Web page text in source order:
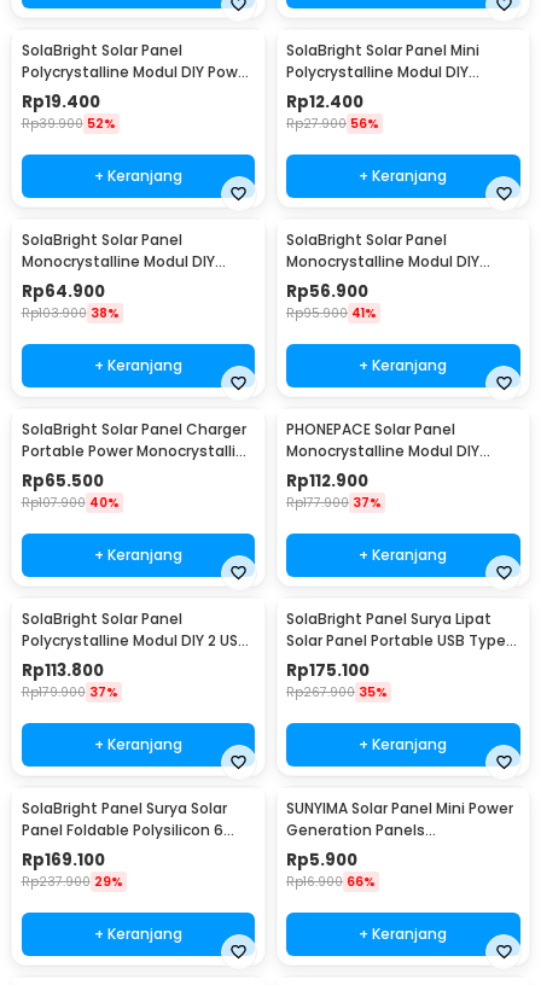
SolaBright Solar Panel
Polycrystalline Modul DIY Power
Bank 12V 2W - SN2
Rp19.400
Rp39.900 52%
+ Keranjang
SolaBright Solar Panel Mini
Polycrystalline Modul DIY
Powerbank 9V 2W - SN9
Rp12.400
Rp27.900 56%
+ Keranjang
SolaBright Solar Panel
Monocrystalline Modul DIY
Power Bank 5V 3W - S0503
Rp64.900
Rp103.900 38%
+ Keranjang
SolaBright Solar Panel
Monocrystalline Modul DIY
Power Bank USB 35W - PP065
Rp56.900
Rp95.900 41%
+ Keranjang
SolaBright Solar Panel Charger
Portable Power Monocrystalline
3W - AP1
Rp65.500
Rp107.900 40%
+ Keranjang
PHONEPACE Solar Panel
Monocrystalline Modul DIY
Power Bank 6W 18V - PP066
Rp112.900
Rp177.900 37%
+ Keranjang
SolaBright Solar Panel
Polycrystalline Modul DIY 2 USB
Port 18V 10W - SL18V
Rp113.800
Rp179.900 37%
+ Keranjang
SolaBright Panel Surya Lipat
Solar Panel Portable USB Type
C 12W 5V - LI5
Rp175.100
Rp267.900 35%
+ Keranjang
SolaBright Panel Surya Solar
Panel Foldable Polysilicon 6
Fold 100W - LI6
Rp169.100
Rp237.900 29%
+ Keranjang
SUNYIMA Solar Panel Mini Power
Generation Panels
Polycrystalline 1W 2V - SN3
Rp5.900
Rp16.900 66%
+ Keranjang